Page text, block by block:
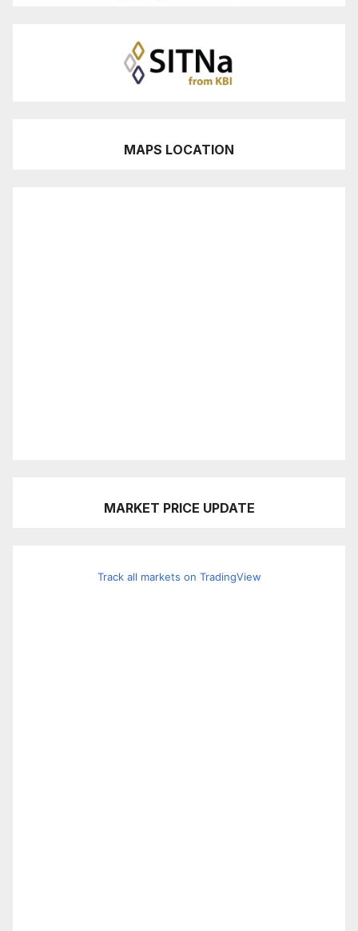
MAPS LOCATION
MARKET PRICE UPDATE
Track all markets on TradingView